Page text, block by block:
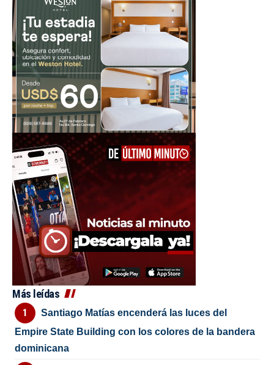
Más leídas
Santiago Matías encenderá las luces del
Empire State Building con los colores de la bandera
dominicana